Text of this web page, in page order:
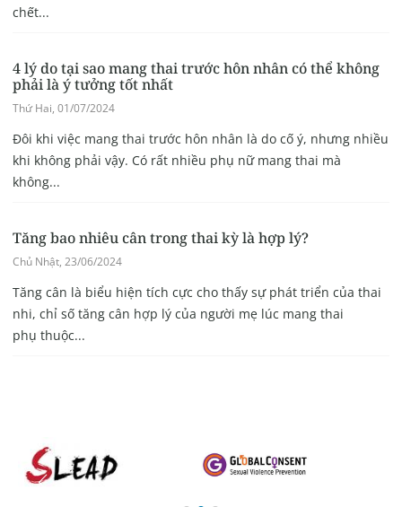
chết...
4 lý do tại sao mang thai trước hôn nhân có thể không
phải là ý tưởng tốt nhất
Thứ Hai, 01/07/2024
Đôi khi việc mang thai trước hôn nhân là do cố ý, nhưng nhiều
khi không phải vậy. Có rất nhiều phụ nữ mang thai mà
không...
Tăng bao nhiêu cân trong thai kỳ là hợp lý?
Chủ Nhật, 23/06/2024
Tăng cân là biểu hiện tích cực cho thấy sự phát triển của thai
nhi, chỉ số tăng cân hợp lý của người mẹ lúc mang thai
phụ thuộc...